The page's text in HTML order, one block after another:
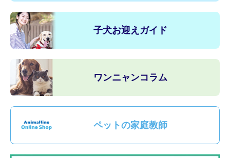
子犬お迎えガイド
ワンニャンコラム
ペットの家庭教師